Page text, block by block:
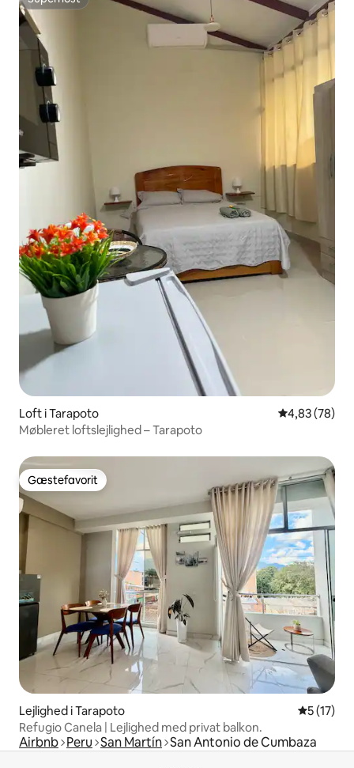
Superhost
Loft i Tarapoto 4,83 ud af 5 i
4,83 (78)
Møbleret loftslejlighed – Tarapoto
Gæstefavorit
Gæstefavorit
Lejlighed i Tarapoto 5 ud af 5
5 (17)
Refugio Canela | Lejlighed med privat balkon.
Airbnb Peru San Martín San Antonio de Cumbaza